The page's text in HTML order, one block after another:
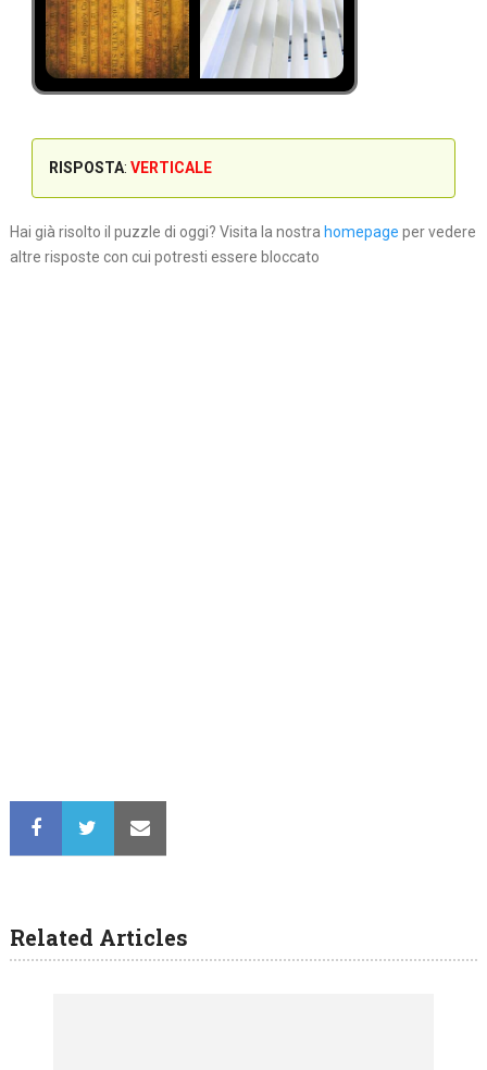
RISPOSTA: VERTICALE
Hai già risolto il puzzle di oggi? Visita la nostra homepage per vedere
altre risposte con cui potresti essere bloccato
Related Articles